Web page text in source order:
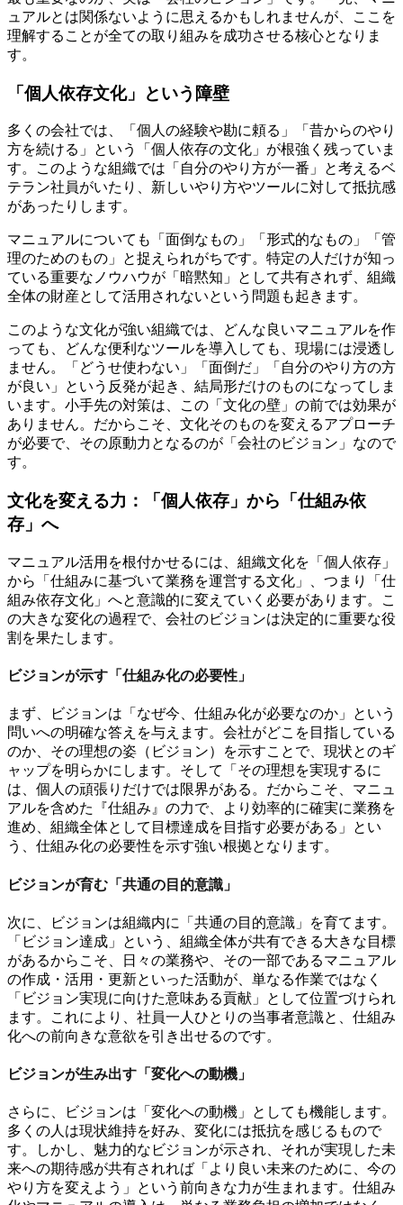
ュアルとは関係ないように思えるかもしれませんが、ここを
理解することが全ての取り組みを成功させる核心となりま
す。
「個人依存文化」という障壁
多くの会社では、「個人の経験や勘に頼る」「昔からのやり
方を続ける」という「個人依存の文化」が根強く残っていま
す。このような組織では「自分のやり方が一番」と考えるベ
テラン社員がいたり、新しいやり方やツールに対して抵抗感
があったりします。
マニュアルについても「面倒なもの」「形式的なもの」「管
理のためのもの」と捉えられがちです。特定の人だけが知っ
ている重要なノウハウが「暗黙知」として共有されず、組織
全体の財産として活用されないという問題も起きます。
このような文化が強い組織では、どんな良いマニュアルを作
っても、どんな便利なツールを導入しても、現場には浸透し
ません。「どうせ使わない」「面倒だ」「自分のやり方の方
が良い」という反発が起き、結局形だけのものになってしま
います。小手先の対策は、この「文化の壁」の前では効果が
ありません。だからこそ、文化そのものを変えるアプローチ
が必要で、その原動力となるのが「会社のビジョン」なので
す。
文化を変える力：「個人依存」から「仕組み依
存」へ
マニュアル活用を根付かせるには、組織文化を「個人依存」
から「仕組みに基づいて業務を運営する文化」、つまり「仕
組み依存文化」へと意識的に変えていく必要があります。こ
の大きな変化の過程で、会社のビジョンは決定的に重要な役
割を果たします。
ビジョンが示す「仕組み化の必要性」
まず、ビジョンは「なぜ今、仕組み化が必要なのか」という
問いへの明確な答えを与えます。会社がどこを目指している
のか、その理想の姿（ビジョン）を示すことで、現状とのギ
ャップを明らかにします。そして「その理想を実現するに
は、個人の頑張りだけでは限界がある。だからこそ、マニュ
アルを含めた『仕組み』の力で、より効率的に確実に業務を
進め、組織全体として目標達成を目指す必要がある」とい
う、仕組み化の必要性を示す強い根拠となります。
ビジョンが育む「共通の目的意識」
次に、ビジョンは組織内に「共通の目的意識」を育てます。
「ビジョン達成」という、組織全体が共有できる大きな目標
があるからこそ、日々の業務や、その一部であるマニュアル
の作成・活用・更新といった活動が、単なる作業ではなく
「ビジョン実現に向けた意味ある貢献」として位置づけられ
ます。これにより、社員一人ひとりの当事者意識と、仕組み
化への前向きな意欲を引き出せるのです。
ビジョンが生み出す「変化への動機」
さらに、ビジョンは「変化への動機」としても機能します。
多くの人は現状維持を好み、変化には抵抗を感じるもので
す。しかし、魅力的なビジョンが示され、それが実現した未
来への期待感が共有されれば「より良い未来のために、今の
やり方を変えよう」という前向きな力が生まれます。仕組み